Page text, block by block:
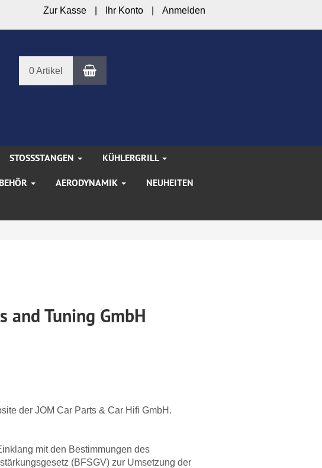
Zur Kasse Ihr Konto Anmelden
0 Artikel Warenkorb
STOSSSTANGEN
KÜHLERGRILL
AERODYNAMIK
NEUHEITEN
Tuning GmbH
der JOM Car Parts & Car Hifi GmbH.
mit den Bestimmungen des
(BFSGV) zur Umsetzung der